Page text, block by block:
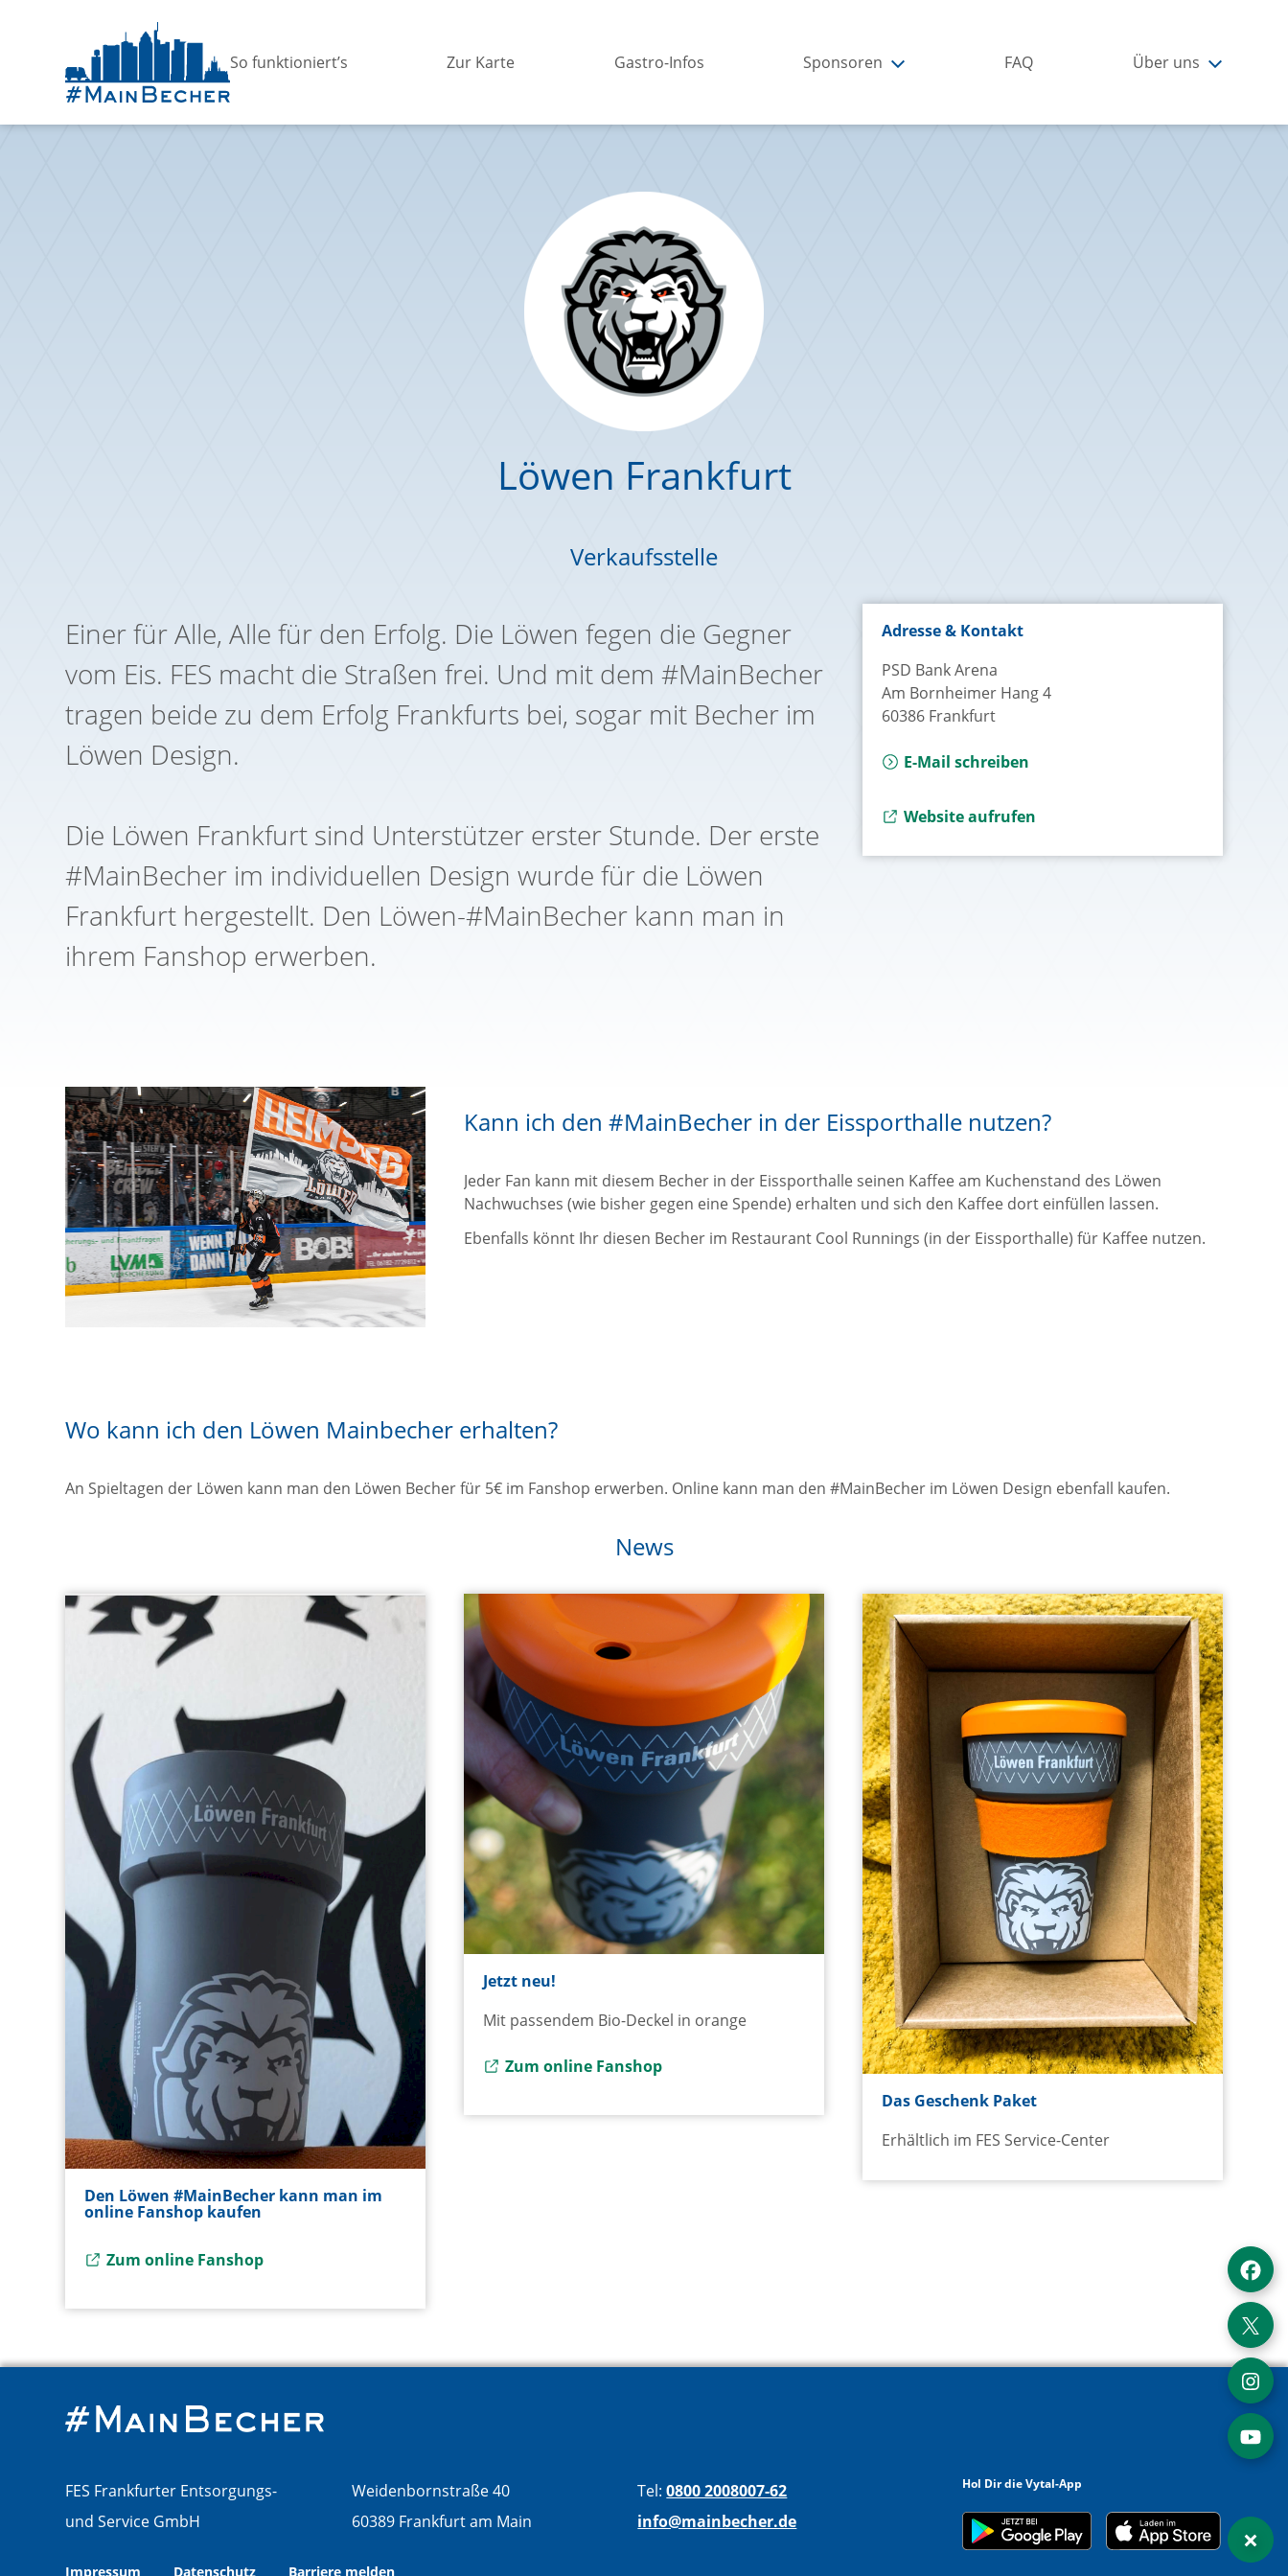
So funktioniert’s Externer Link zu
Zur Karte Externer Link zu
Gastro-Infos Sponsoren FAQ Über uns
Löwen Frankfurt
Verkaufsstelle
Einer für Alle, Alle für den Erfolg. Die Löwen fegen die Gegner
vom Eis. FES macht die Straßen frei. Und mit dem #MainBecher
tragen beide zu dem Erfolg Frankfurts bei, sogar mit Becher im
Löwen Design.
Die Löwen Frankfurt sind Unterstützer erster Stunde. Der erste
#MainBecher im individuellen Design wurde für die Löwen
Frankfurt hergestellt. Den Löwen-#MainBecher kann man in
ihrem Fanshop erwerben.
Adresse & Kontakt
PSD Bank Arena
Am Bornheimer Hang 4
60386 Frankfurt
E-Mail schreiben
Externer Link zu
Website aufrufen
Kann ich den #MainBecher in der Eissporthalle nutzen?
Jeder Fan kann mit diesem Becher in der Eissporthalle seinen Kaffee am Kuchenstand des Löwen
Nachwuchses (wie bisher gegen eine Spende) erhalten und sich den Kaffee dort einfüllen lassen.
Ebenfalls könnt Ihr diesen Becher im Restaurant Cool Runnings (in der Eissporthalle) für Kaffee nutzen.
Wo kann ich den Löwen Mainbecher erhalten?
An Spieltagen der Löwen kann man den Löwen Becher für 5€ im Fanshop erwerben. Online kann man den #MainBecher im Löwen Design ebenfall kaufen.
News
Den Löwen #MainBecher kann man im
online Fanshop kaufen
Externer Link zu
Zum online Fanshop
Jetzt neu!
Mit passendem Bio-Deckel in orange
Externer Link zu
Zum online Fanshop
Das Geschenk Paket
Erhältlich im FES Service-Center
FES Frankfurter Entsorgungs-
und Service GmbH
Weidenbornstraße 40
60389 Frankfurt am Main
Tel:0800 2008007-62
info@mainbecher.de
Hol Dir die Vytal-App
Externer Link zu Externer Link zu
Impressum Datenschutz Externer Link zu
Barriere melden